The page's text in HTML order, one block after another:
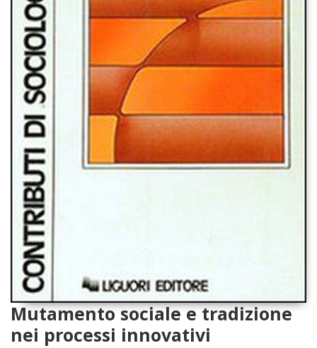
Mutamento sociale e tradizione
nei processi innovativi